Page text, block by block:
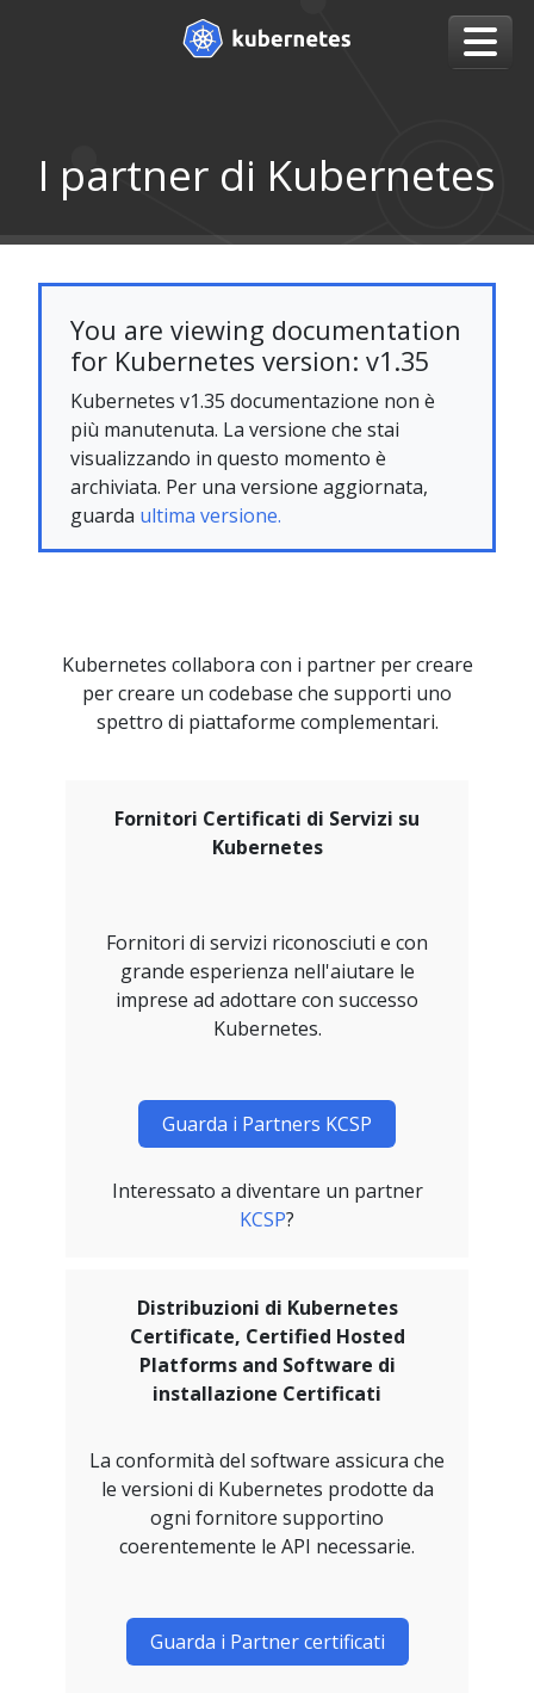
I partner di Kubernetes
You are viewing documentation
for Kubernetes version: v1.35
Kubernetes v1.35 documentazione non è
più manutenuta. La versione che stai
visualizzando in questo momento è
archiviata. Per una versione aggiornata,
guarda ultima versione.
Kubernetes collabora con i partner per creare
per creare un codebase che supporti uno
spettro di piattaforme complementari.
Fornitori Certificati di Servizi su
Kubernetes
Fornitori di servizi riconosciuti e con
grande esperienza nell'aiutare le
imprese ad adottare con successo
Kubernetes.
Guarda i Partners KCSP
Interessato a diventare un partner
KCSP?
Distribuzioni di Kubernetes
Certificate, Certified Hosted
Platforms and Software di
installazione Certificati
La conformità del software assicura che
le versioni di Kubernetes prodotte da
ogni fornitore supportino
coerentemente le API necessarie.
Guarda i Partner certificati